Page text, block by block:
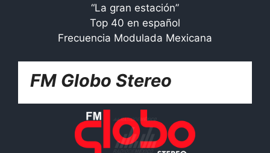
“La gran estación”
Top 40 en español
Frecuencia Modulada Mexicana
FM Globo Stereo